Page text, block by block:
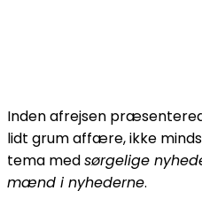
Inden afrejsen
lidt grum affære, ikke
tema medsørgelige
mænd i nyhederne.